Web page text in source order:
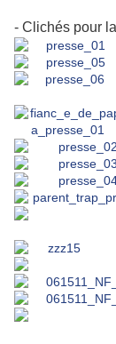
- Clichés pour